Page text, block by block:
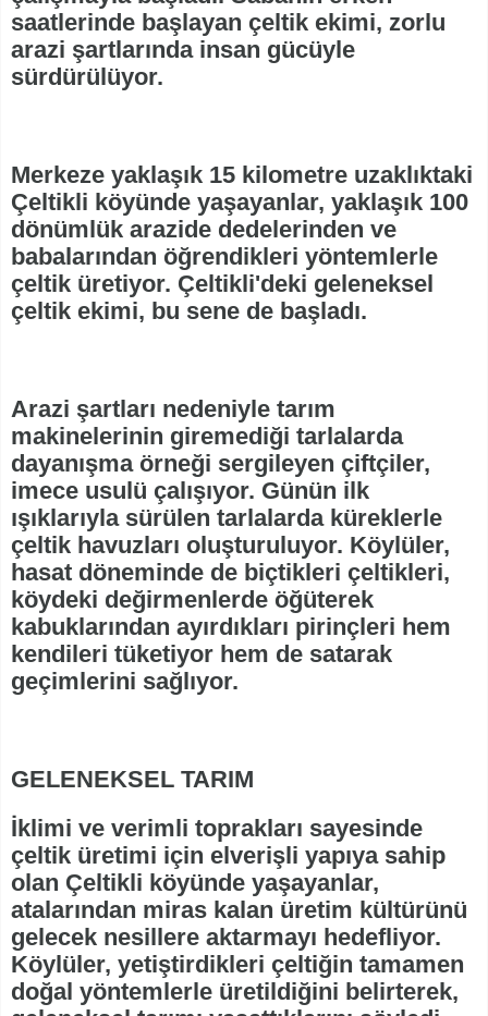
saatlerinde başlayan çeltik ekimi, zorlu
arazi şartlarında insan gücüyle
sürdürülüyor.
Merkeze yaklaşık 15 kilometre uzaklıktaki
Çeltikli köyünde yaşayanlar, yaklaşık 100
dönümlük arazide dedelerinden ve
babalarından öğrendikleri yöntemlerle
çeltik üretiyor. Çeltikli'deki geleneksel
çeltik ekimi, bu sene de başladı.
Arazi şartları nedeniyle tarım
makinelerinin giremediği tarlalarda
dayanışma örneği sergileyen çiftçiler,
imece usulü çalışıyor. Günün ilk
ışıklarıyla sürülen tarlalarda küreklerle
çeltik havuzları oluşturuluyor. Köylüler,
hasat döneminde de biçtikleri çeltikleri,
köydeki değirmenlerde öğüterek
kabuklarından ayırdıkları pirinçleri hem
kendileri tüketiyor hem de satarak
geçimlerini sağlıyor.
GELENEKSEL TARIM
İklimi ve verimli toprakları sayesinde
çeltik üretimi için elverişli yapıya sahip
olan Çeltikli köyünde yaşayanlar,
atalarından miras kalan üretim kültürünü
gelecek nesillere aktarmayı hedefliyor.
Köylüler, yetiştirdikleri çeltiğin tamamen
doğal yöntemlerle üretildiğini belirterek,